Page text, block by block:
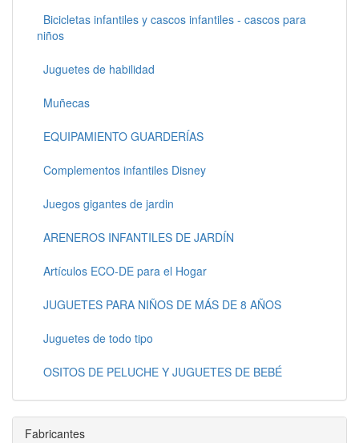
Bicicletas infantiles y cascos infantiles - cascos para
niños
Juguetes de habilidad
Muñecas
EQUIPAMIENTO GUARDERÍAS
Complementos infantiles Disney
Juegos gigantes de jardin
ARENEROS INFANTILES DE JARDÍN
Artículos ECO-DE para el Hogar
JUGUETES PARA NIÑOS DE MÁS DE 8 AÑOS
Juguetes de todo tipo
OSITOS DE PELUCHE Y JUGUETES DE BEBÉ
Fabricantes